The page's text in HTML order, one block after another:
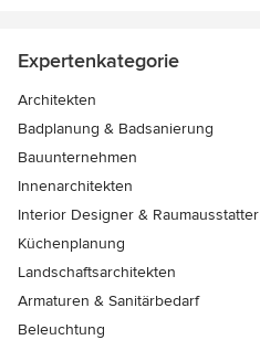
Expertenkategorie
Architekten
Badplanung & Badsanierung
Bauunternehmen
Innenarchitekten
Interior Designer & Raumausstatter
Küchenplanung
Landschaftsarchitekten
Armaturen & Sanitärbedarf
Beleuchtung